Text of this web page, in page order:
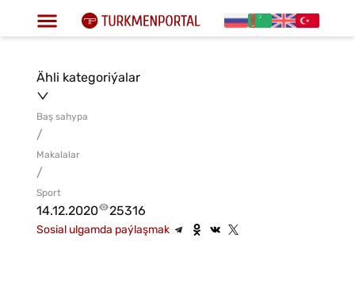
Ähli kategoriýalar
Baş sahypa
/
Makalalar
/
Sport
14.12.2020 25316
Sosial ulgamda paýlaşmak